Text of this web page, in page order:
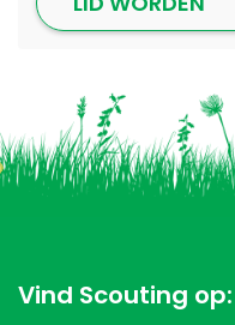
Vind Scouting op: